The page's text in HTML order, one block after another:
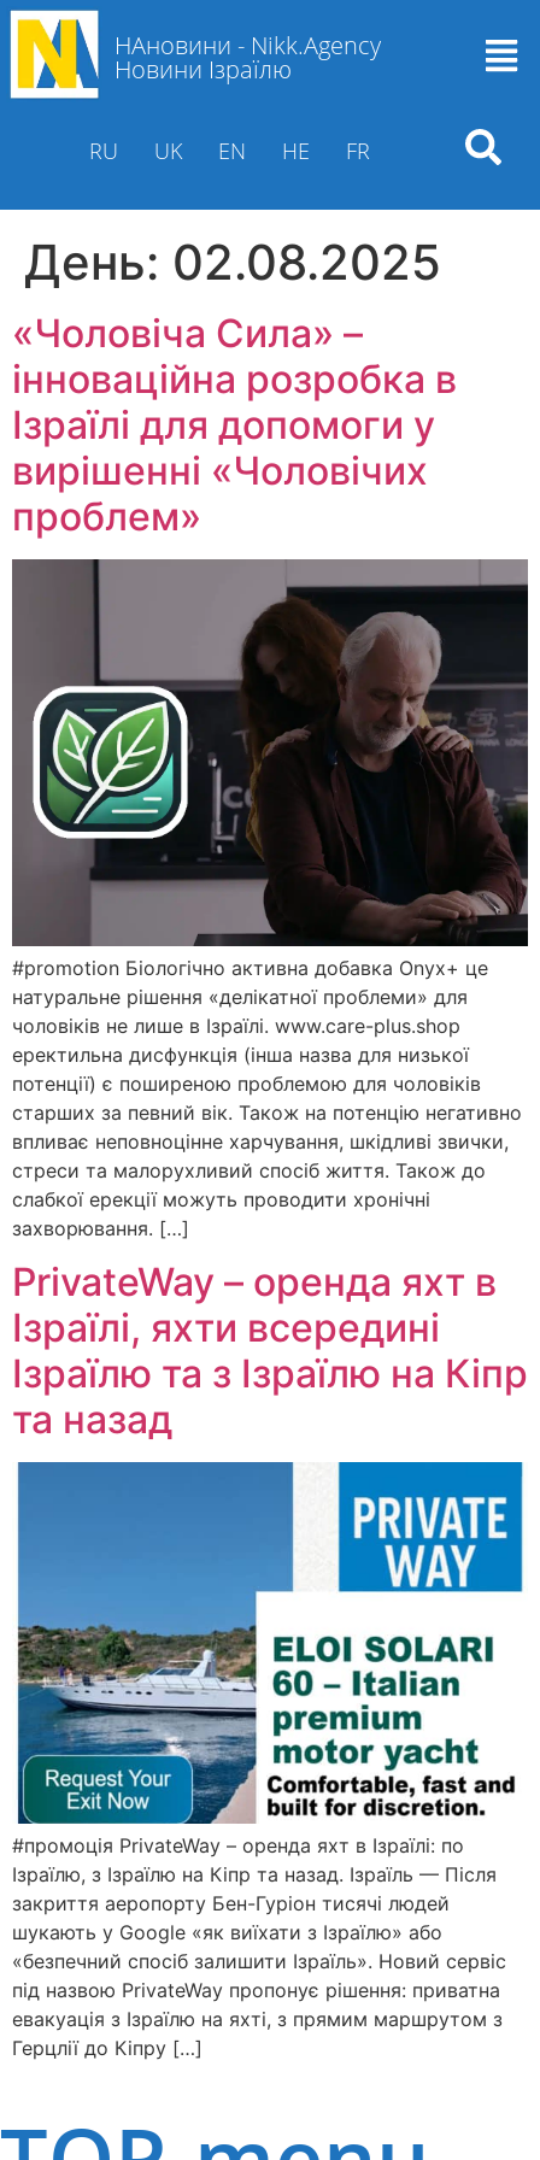
НАновини - Nikk.Agency
Новини Ізраїлю
RU UK EN HE FR
День: 02.08.2025
«Чоловіча Сила» –
інноваційна розробка в
Ізраїлі для допомоги у
вирішенні «Чоловічих
проблем»
#promotion Біологічно активна добавка Onyx+ це
натуральне рішення «делікатної проблеми» для
чоловіків не лише в Ізраїлі. www.care-plus.shop
еректильна дисфункція (інша назва для низької
потенції) є поширеною проблемою для чоловіків
старших за певний вік. Також на потенцію негативно
впливає неповноцінне харчування, шкідливі звички,
стреси та малорухливий спосіб життя. Також до
слабкої ерекції можуть проводити хронічні
захворювання. […]
PrivateWay – оренда яхт в
Ізраїлі, яхти всередині
Ізраїлю та з Ізраїлю на Кіпр
та назад
#промоція PrivateWay – оренда яхт в Ізраїлі: по
Ізраїлю, з Ізраїлю на Кіпр та назад. Ізраїль — Після
закриття аеропорту Бен-Гуріон тисячі людей
шукають у Google «як виїхати з Ізраїлю» або
«безпечний спосіб залишити Ізраїль». Новий сервіс
під назвою PrivateWay пропонує рішення: приватна
евакуація з Ізраїлю на яхті, з прямим маршрутом з
Герцлії до Кіпру […]